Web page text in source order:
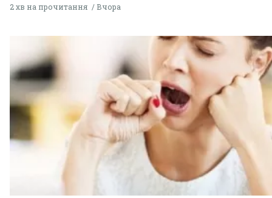
2 хв на прочитання Вчора